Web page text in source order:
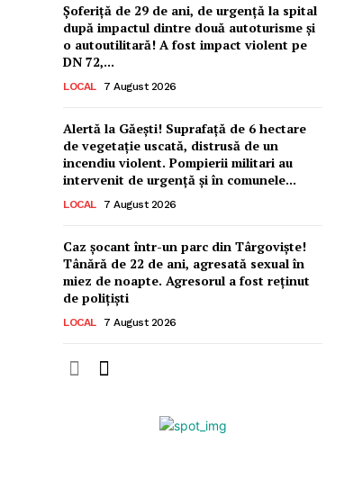
Șoferiță de 29 de ani, de urgență la spital
după impactul dintre două autoturisme și
o autoutilitară! A fost impact violent pe
DN 72,...
LOCAL 7 August 2026
Alertă la Găești! Suprafață de 6 hectare
de vegetație uscată, distrusă de un
incendiu violent. Pompierii militari au
intervenit de urgență și în comunele...
LOCAL 7 August 2026
Caz șocant într-un parc din Târgoviște!
Tânără de 22 de ani, agresată sexual în
miez de noapte. Agresorul a fost reținut
de polițiști
LOCAL 7 August 2026